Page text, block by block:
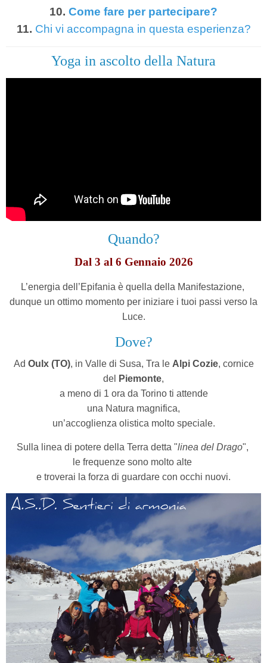
10. Come fare per partecipare?
11. Chi vi accompagna in questa esperienza?
Yoga in ascolto della Natura
Quando?
Dal 3 al 6 Gennaio 2026
L’energia dell’Epifania è quella della Manifestazione,
dunque un ottimo momento per iniziare i tuoi passi verso la
Luce.
Dove?
Ad Oulx (TO), in Valle di Susa, Tra le Alpi Cozie, cornice
del
Piemonte,
a meno di 1 ora da Torino ti attende
una Natura magnifica,
un’accoglienza olistica molto speciale.
Sulla linea di potere della Terra detta "linea del Drago",
le frequenze sono molto alte
e troverai la forza di guardare con occhi nuovi.